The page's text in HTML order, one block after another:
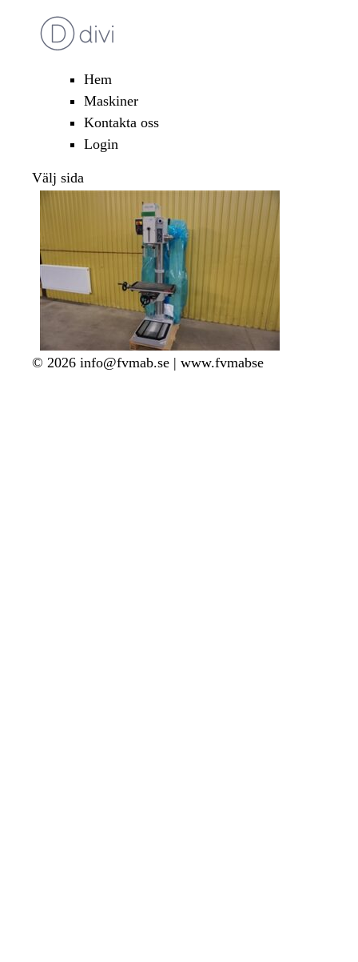
Hem
Maskiner
Kontakta oss
Login
Välj sida
© 2026 info@fvmab.se | www.fvmabse